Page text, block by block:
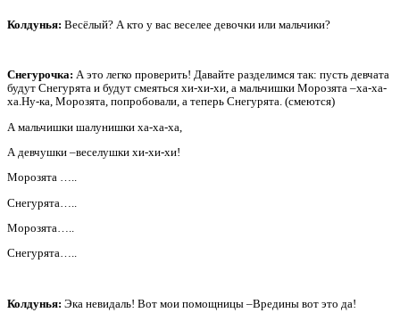
Колдунья: Весёлый? А кто у вас веселее девочки или мальчики?
Снегурочка: А это легко проверить! Давайте разделимся так: пусть девчата
будут Снегурята и будут смеяться хи-хи-хи, а мальчишки Морозята –ха-ха-
ха.Ну-ка, Морозята, попробовали, а теперь Снегурята. (смеются)
А мальчишки шалунишки ха-ха-ха,
А девчушки –веселушки хи-хи-хи!
Морозята …..
Снегурята…..
Морозята…..
Снегурята…..
Колдунья: Эка невидаль! Вот мои помощницы –Вредины вот это да!